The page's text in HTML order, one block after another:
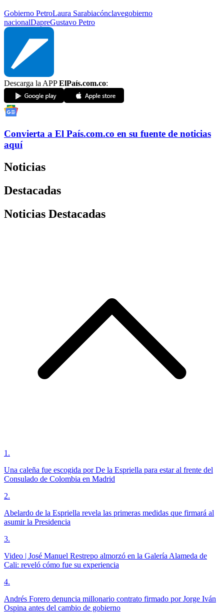
Gobierno PetroLaura Sarabiacónclavegobierno
nacionalDapreGustavo Petro
Descarga la APPElPaís.com.co:
Convierta a El País.com.co en su fuente de noticias
aquí
Noticias
Destacadas
Noticias Destacadas
1 .
Una caleña fue escogida por De la Espriella para estar al frente del
Consulado de Colombia en Madrid
2.
Abelardo de la Espriella revela las primeras medidas que firmará al
asumir la Presidencia
3.
Video | José Manuel Restrepo almorzó en la Galería Alameda de
Cali: reveló cómo fue su experiencia
4.
Andrés Forero denuncia millonario contrato firmado por Jorge Iván
Ospina antes del cambio de gobierno